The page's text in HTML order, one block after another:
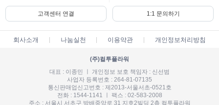
고객센터 연결 1:1 문의하기
회사소개 나눔실천 이용약관 개인정보처리방침
(주)컬투플라워
대표 : 이종민 ㅣ 개인정보 보호 책임자 : 신선범
사업자 등록번호 : 264-81-07135
통신판매업신고번호 : 제2013-서울서초-0521호
전화 : 1544-1141 ㅣ 팩스 : 02-583-2008
주소 : 서울시 서초구 방배중앙로 31 지호2빌딩 2층 컬투플라워